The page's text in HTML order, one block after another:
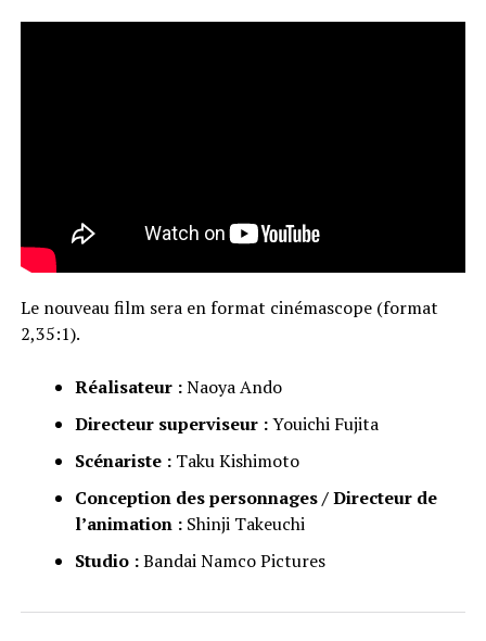
Le nouveau film sera en format cinémascope (format
2,35:1).
Réalisateur :Naoya Ando
Directeur superviseur :Youichi Fujita
Scénariste :Taku Kishimoto
Conception des personnages / Directeur de
l’animation :Shinji Takeuchi
Studio :Bandai Namco Pictures